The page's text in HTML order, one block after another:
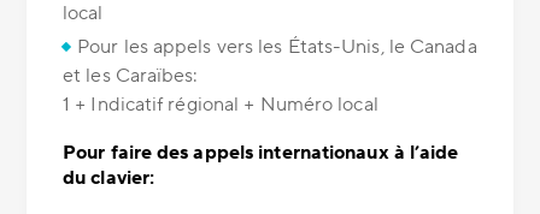
local
Pour les appels vers les États-Unis, le Canada
et les Caraïbes:
1 + Indicatif régional + Numéro local
Pour faire des appels internationaux à l’aide
du clavier: